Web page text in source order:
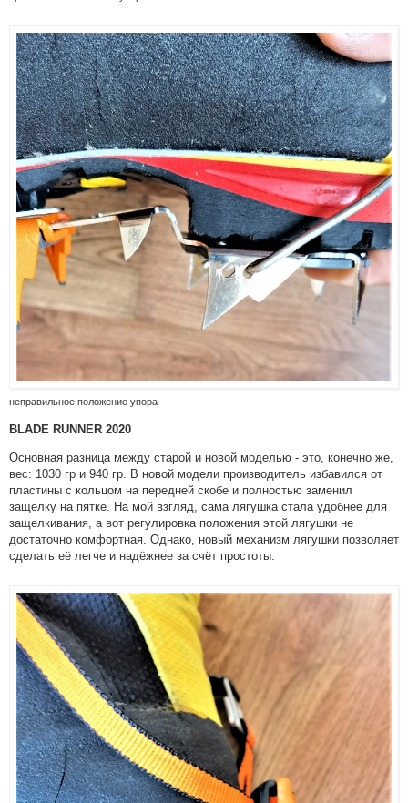
неправильное положение упора
BLADE RUNNER 2020
Основная разница между старой и новой моделью - это, конечно же,
вес: 1030 гр и 940 гр. В новой модели производитель избавился от
пластины с кольцом на передней скобе и полностью заменил
защелку на пятке. На мой взгляд, сама лягушка стала удобнее для
защелкивания, а вот регулировка положения этой лягушки не
достаточно комфортная. Однако, новый механизм лягушки позволяет
сделать её легче и надёжнее за счёт простоты.